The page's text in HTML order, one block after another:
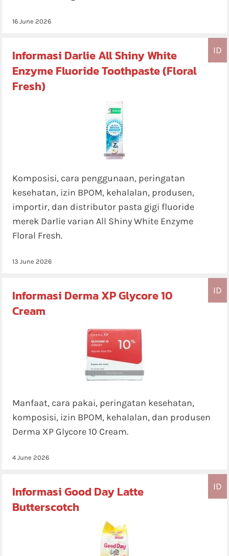
16 June 2026
ID
Informasi Darlie All Shiny White
Enzyme Fluoride Toothpaste (Floral
Fresh)
Komposisi, cara penggunaan, peringatan
kesehatan, izin BPOM, kehalalan, produsen,
importir, dan distributor pasta gigi fluoride
merek Darlie varian All Shiny White Enzyme
Floral Fresh.
13 June 2026
ID
Informasi Derma XP Glycore 10
Cream
Manfaat, cara pakai, peringatan kesehatan,
komposisi, izin BPOM, kehalalan, dan produsen
Derma XP Glycore 10 Cream.
4 June 2026
ID
Informasi Good Day Latte
Butterscotch